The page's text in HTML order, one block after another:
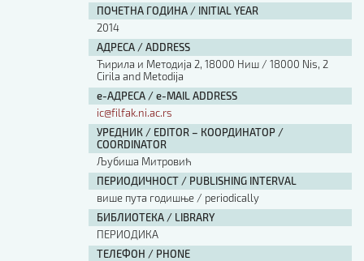
ПОЧЕТНА ГОДИНА / INITIAL YEAR
2014
АДРЕСА / ADDRESS
Ћирила и Методија 2, 18000 Ниш / 18000 Nis, 2
Cirila and Metodija
е-АДРЕСА / e-MAIL ADDRESS
ic@filfak.ni.ac.rs
УРЕДНИК / EDITOR – КООРДИНАТОР /
COORDINATOR
Љубиша Митровић
ПЕРИОДИЧНОСТ / PUBLISHING INTERVAL
више пута годишње / periodically
БИБЛИОТЕКА / LIBRARY
ПЕРИОДИКА
ТЕЛЕФОН / PHONE